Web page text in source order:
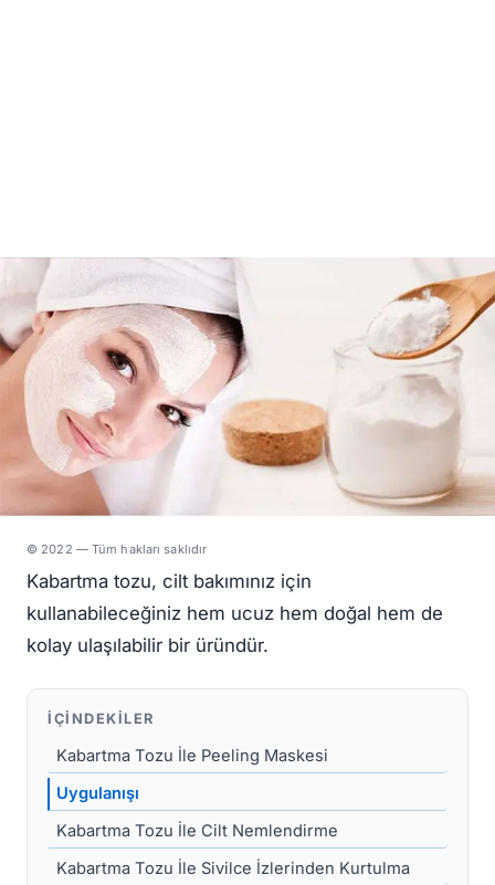
© 2022 — Tüm hakları saklıdır
Kabartma tozu, cilt bakımınız için
kullanabileceğiniz hem ucuz hem doğal hem de
kolay ulaşılabilir bir üründür.
İÇINDEKILER
Kabartma Tozu İle Peeling Maskesi
Uygulanışı
Kabartma Tozu İle Cilt Nemlendirme
Kabartma Tozu İle Sivilce İzlerinden Kurtulma